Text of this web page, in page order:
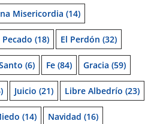
Misericordia (14)
Pecado (18) El Perdón (32)
(6) Fe (84) Gracia (59)
Juicio (21) Libre Albedrío (23)
(14) Navidad (16)